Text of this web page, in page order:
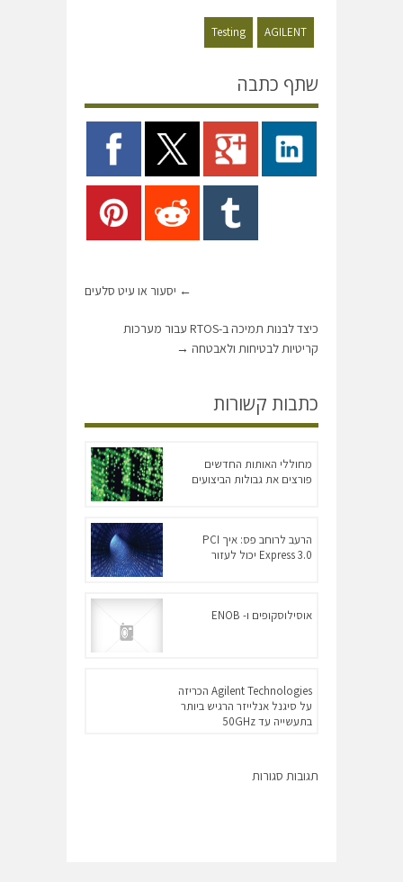
AGILENT
Testing
שתף כתבה
← יסעור או עיט סלעים
כיצד לבנות תמיכה ב-RTOS עבור מערכות
קריטיות לבטיחות ולאבטחה →
כתבות קשורות
מחוללי האותות החדשים
פורצים את גבולות הביצועים
הרעב לרוחב פס: איך PCI
Express 3.0 יכול לעזור
אוסילוסקופים ו- ENOB
Agilent Technologies הכריזה
על סיגנל אנלייזר הרגיש ביותר
בתעשייה עד 50GHz
תגובות סגורות